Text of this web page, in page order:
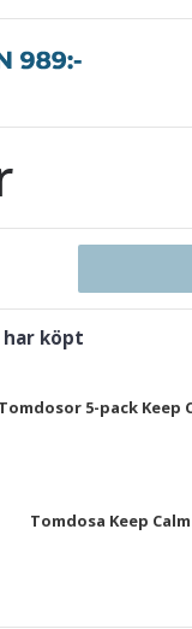
har köpt
Tomdosor 5-pack Keep
Tomdosa Keep